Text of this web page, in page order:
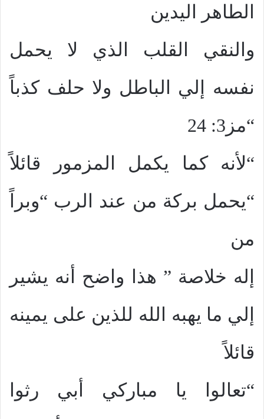
الطاهر اليدين
والنقي القلب الذي لا يحمل
نفسه إلي الباطل ولا حلف كذباً
“مز3: 24
“لأنه كما يكمل المزمور قائلاً
“يحمل بركة من عند الرب “وبراً
من
إله خلاصة ” هذا واضح أنه يشير
إلي ما يهبه الله للذين على يمينه
قائلاً
“تعالوا يا مباركي أبي رثوا